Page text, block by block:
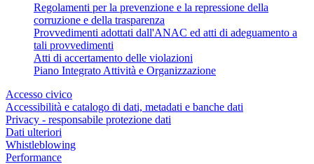
Regolamenti per la prevenzione e la repressione della
corruzione e della trasparenza
Provvedimenti adottati dall'ANAC ed atti di adeguamento a
tali provvedimenti
Atti di accertamento delle violazioni
Piano Integrato Attività e Organizzazione
Accesso civico
Accessibilità e catalogo di dati, metadati e banche dati
Privacy - responsabile protezione dati
Dati ulteriori
Whistleblowing
Performance